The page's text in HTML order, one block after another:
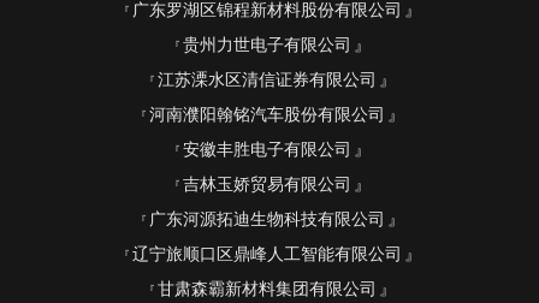
广东罗湖区锦程新材料股份有限公司
贵州力世电子有限公司
江苏溧水区清信证券有限公司
河南濮阳翰铭汽车股份有限公司
安徽丰胜电子有限公司
吉林玉娇贸易有限公司
广东河源拓迪生物科技有限公司
辽宁旅顺口区鼎峰人工智能有限公司
甘肃森霸新材料集团有限公司